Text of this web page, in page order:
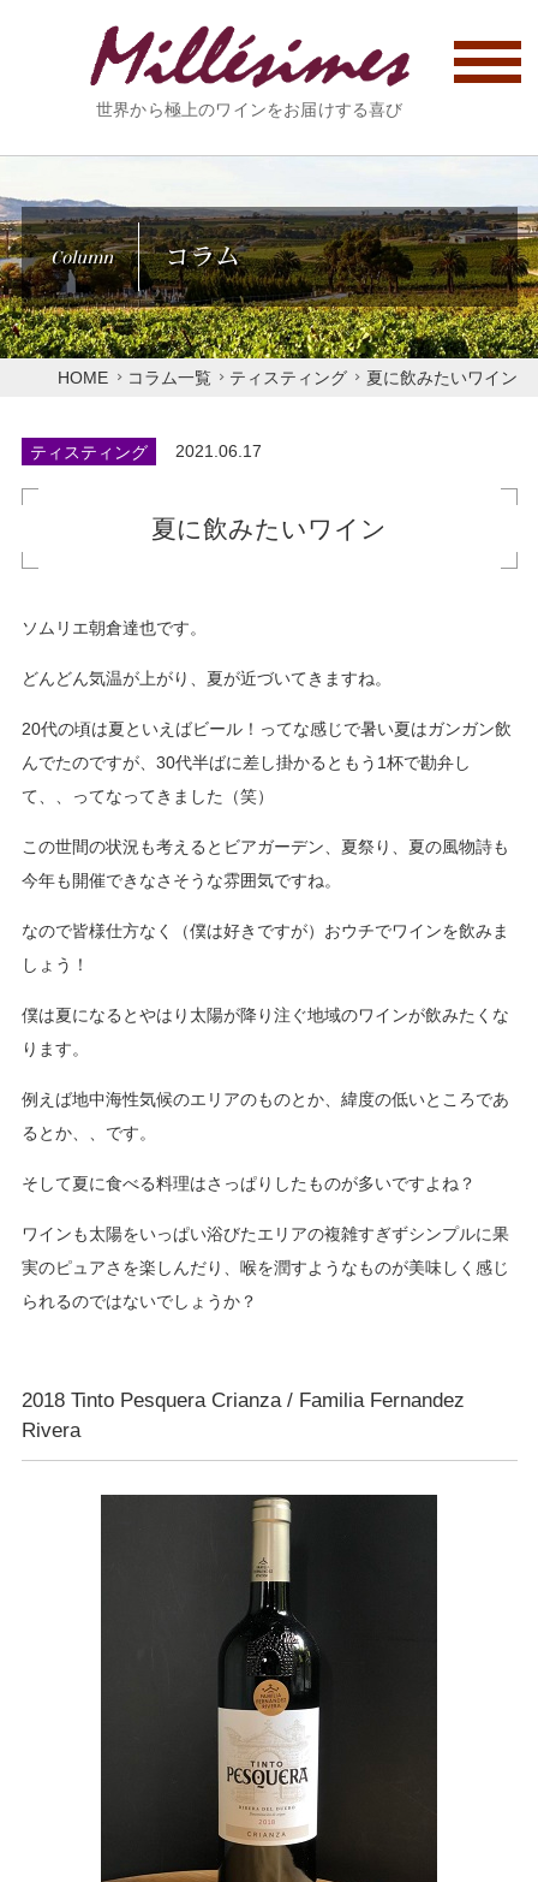
世界から極上のワインをお届けする喜び
Column コラム
HOME コラム一覧 ティスティング 夏に飲みたいワイン
ティスティング 2021.06.17
夏に飲みたいワイン
ソムリエ朝倉達也です。
どんどん気温が上がり、夏が近づいてきますね。
20代の頃は夏といえばビール！ってな感じで暑い夏はガンガン飲
んでたのですが、 30代半ばに差し掛かるともう 1杯で勘弁し
て、、ってなってきました（笑）
この世間の状況も考えるとビアガーデン、夏祭り、夏の風物詩も
今年も開催できなさそうな雰囲気ですね。
なので皆様仕方なく（僕は好きですが）おウチでワインを飲みま
しょう！
僕は夏になるとやはり太陽が降り注ぐ地域のワインが飲みたくな
ります。
例えば地中海性気候のエリアのものとか、緯度の低いところであ
るとか、、です。
そして夏に食べる料理はさっぱりしたものが多いですよね？
ワインも太陽をいっぱい浴びたエリアの複雑すぎずシンプルに果
実のピュアさを楽しんだり、喉を潤すようなものが美味しく感じ
られるのではないでしょうか？
2018 Tinto Pesquera Crianza / Familia Fernandez
Rivera